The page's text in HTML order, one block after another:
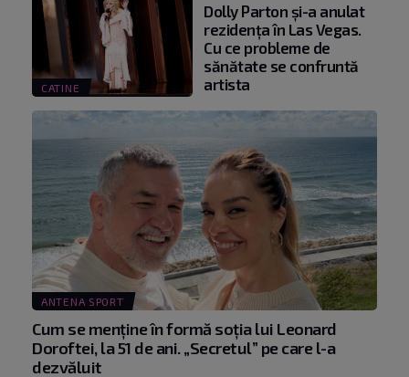
CATINE
Dolly Parton și-a anulat
rezidența în Las Vegas.
Cu ce probleme de
sănătate se confruntă
artista
ANTENA SPORT
Cum se menţine în formă soţia lui Leonard
Doroftei, la 51 de ani. „Secretul” pe care l-a
dezvăluit